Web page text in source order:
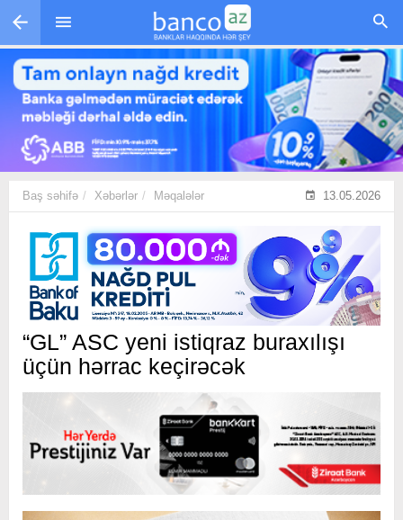
Skip to main content
Baş səhifə Xəbərlər Məqalələr 13.05.2026
“GL” ASC yeni istiqraz buraxılışı
üçün hərrac keçirəcək